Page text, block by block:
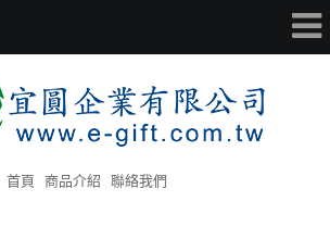
首頁 商品介紹 聯絡我們